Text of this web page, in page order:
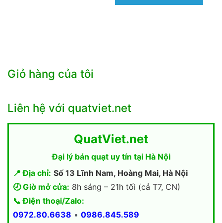
là:
Giỏ hàng của tôi
Liên hệ với quatviet.net
QuatViet.net
Đại lý bán quạt uy tín tại Hà Nội
📍 Địa chỉ: Số 13 Lĩnh Nam, Hoàng Mai, Hà Nội
🕗 Giờ mở cửa: 8h sáng – 21h tối (cả T7, CN)
📞 Điện thoại/Zalo:
0972.80.6638 • 0986.845.589